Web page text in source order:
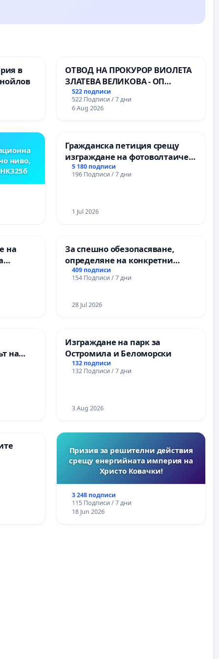
в
ОТВОД НА ПРОКУРОР ВИОЛЕТА
ЗЛАТЕВА ВЕЛИКОВА - ОП
ДОБРИЧ
522 подписи
522 Подписи / 7 дни
6 Aug 2026
ниво,
Гражданска петиция срещу
изграждане на фотоволтаичен
парк в с.Прибой, общ. Радомир
5 180 подписи
196 Подписи / 7 дни
1 Jul 2026
на
За спешно обезопасяване,
определяне на конкретни
срокове и извършване на
цялостна рехабилитация на
пътен възел АМ „Тракия“ - гр.
409 подписи
154 Подписи / 7 дни
28 Jul 2026
на
Изграждане на парк за
Остромила и Беломорски
132 подписи
132 Подписи / 7 дни
3 Aug 2026
Призив за решителни действия
срещу енергийната империя на
Христо Ковачки!
3 248 подписи
115 Подписи / 7 дни
18 Jun 2026